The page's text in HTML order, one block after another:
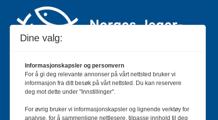
Jakt & Fiske er landets største og eldste magasin for
jakt- og fiskeinteresserte med 195 000 månedlige
Bladet er en månedlig publikasjon og utgis av Norges
Dine valg:
Informasjonskapsler og personvern
For å gi deg relevante annonser på vårt nettsted bruker vi
informasjon fra ditt besøk på vårt nettsted. Du kan reservere
deg mot dette under "Innstillinger".
For øvrig bruker vi informasjonskapsler og lignende verktøy for
analyse, for å sammenligne nettlesere, tilpasse innhold til deg